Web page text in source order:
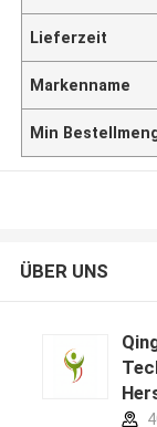
Lieferzeit
Markenname
Min
ÜBER UNS